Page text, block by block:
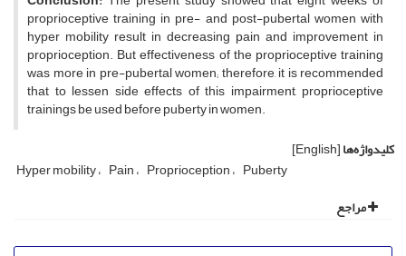
proprioceptive training in pre- and post-pubertal women with
hyper mobility result in decreasing pain and improvement in
proprioception. But effectiveness of the proprioceptive training
was more in pre-pubertal women; therefore, it is recommended
that to lessen side effects of this impairment, proprioceptive
trainings be used before puberty in women.
کلیدواژه‌ها[English]
Hyper mobility Pain Proprioception Puberty
مراجع